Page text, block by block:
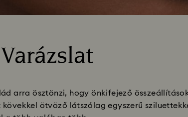
arra ösztönzi, hogy önkifejező
ötvöző látszólag egyszerű